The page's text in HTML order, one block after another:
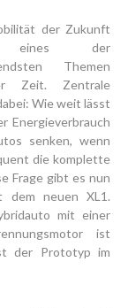
der Zukunft
der
Themen
Zeit. Zentrale
Wie weit lässt
Energieverbrauch
senken, wenn
die komplette
Frage gibt es nun
dem neuen XL1.
mit einer
ist
der Prototyp im